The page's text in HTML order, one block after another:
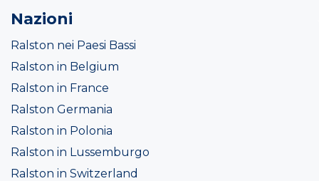
Nazioni
Ralston nei Paesi Bassi
Ralston in Belgium
Ralston in France
Ralston Germania
Ralston in Polonia
Ralston in Lussemburgo
Ralston in Switzerland